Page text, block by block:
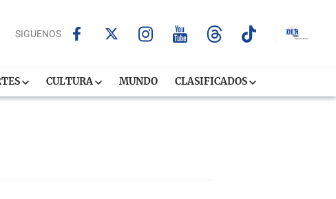
SIGUENOS
CULTURA MUNDO CLASIFICADOS